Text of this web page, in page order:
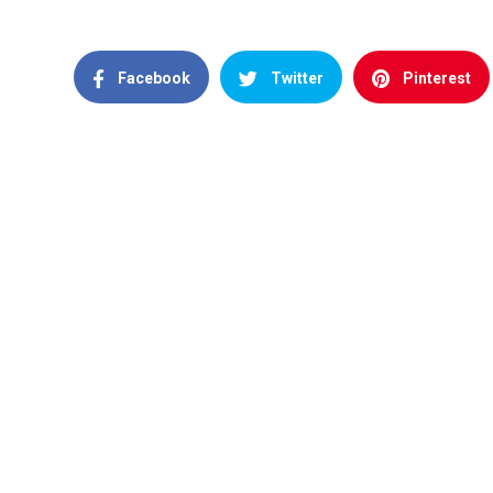
Facebook Twitter Pinterest